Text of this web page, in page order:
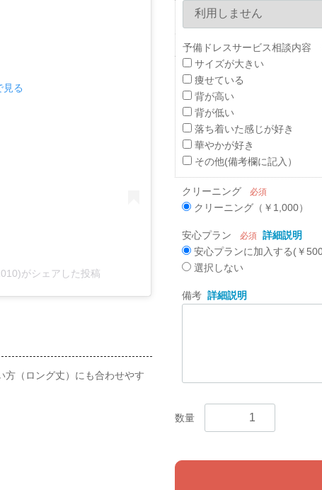
る
がシェアした投稿
方（ロング丈）にも合わせやす
予備ドレスサービス相談内容
サイズが大きい
痩せている
背が高い
背が低い
落ち着いた感じが好き
華やかが好き
その他(備考欄に記入）
クリーニング 必須
クリーニング（￥1,000）
安心プラン 必須 詳細説明
安心プランに加入する(￥
選択しない
備考 詳細説明
数量